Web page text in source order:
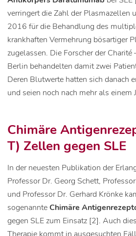
verringert die Zahl der Plasmazellen
2016 für die Behandlung des
krankhaften Vermehrung bösartiger
zugelassen. Die Forscher der
Berlin behandelten damit zwei
Deren Blutwerte hatten sich danach
und seien noch nach mehr als einem
Chimäre
T) Zellen gegen SLE
In der neuesten Publikation der
Professor Dr. Georg Schett,
und Professor Dr. Gerhard Krönke
sogenannte Chimäre
gegen SLE zum Einsatz [2]. Auch